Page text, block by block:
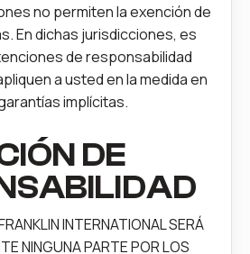
no permiten la exención de
En dichas jurisdicciones, es
de responsabilidad
a usted en la medida en
implícitas.
DE
INTERNATIONAL SERÁ
NINGUNA PARTE POR LOS